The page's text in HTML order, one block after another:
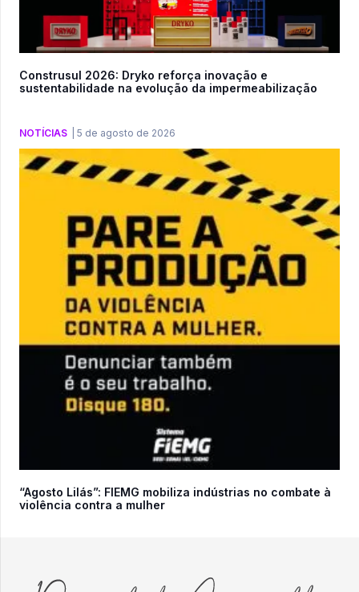
Construsul 2026: Dryko reforça inovação e
sustentabilidade na evolução da impermeabilização
NOTÍCIAS 5 de agosto de 2026
“Agosto Lilás”: FIEMG mobiliza indústrias no combate à
violência contra a mulher